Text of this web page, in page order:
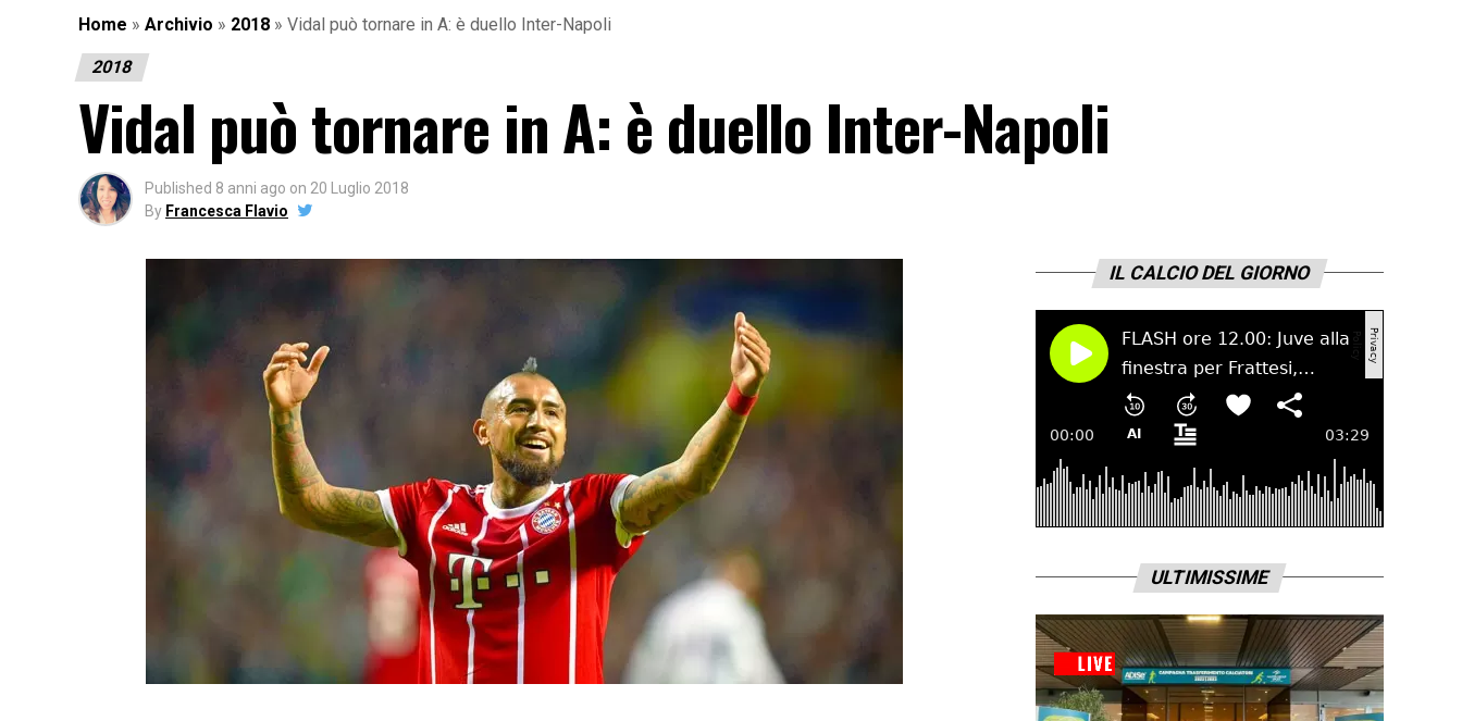
Home » Archivio » 2018 » Vidal può tornare in A: è duello Inter-Napoli
2018
Vidal può tornare in A: è duello Inter-Napoli
Published 8 anni ago on 20 Luglio 2018
By Francesca Flavio
IL CALCIO DEL GIORNO
ULTIMISSIME